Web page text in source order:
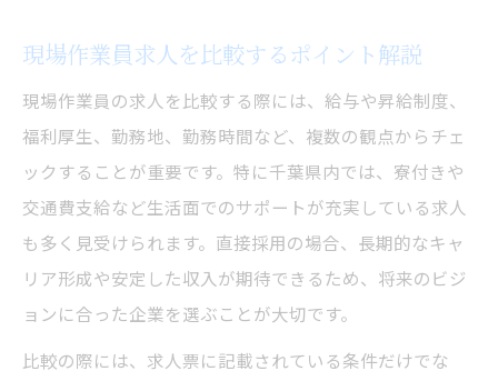
寮完備の現場作業員求人が選ばれる理由
土木作業員求人で寮ありを選ぶメリット
千葉県の寮あり現場作業員求人の魅力
遠方から応募可能な寮付き現場作業員求人
寮完備求人で現場作業員生活を始めるポイ
ント
千葉県の現場作業員求人で転職成功へ
千葉県の現場作業員求人で転職を成功させ
るコツ
現場作業員求人を比較するポイント解説
現場作業員の求人を比較する際には、給与や昇給制度、
福利厚生、勤務地、勤務時間など、複数の観点からチェ
ックすることが重要です。特に千葉県内では、寮付きや
交通費支給など生活面でのサポートが充実している求人
も多く見受けられます。直接採用の場合、長期的なキャ
リア形成や安定した収入が期待できるため、将来のビジ
ョンに合った企業を選ぶことが大切です。
比較の際には、求人票に記載されている条件だけでな